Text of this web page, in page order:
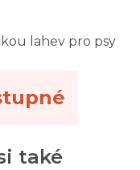
lahev pro psy
také